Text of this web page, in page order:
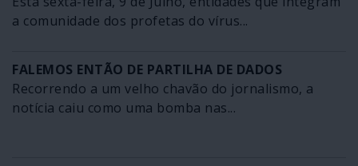
a comunidade dos profetas do vírus...
FALEMOS ENTÃO DE PARTILHA DE DADOS
Recorrendo a um velho chavão do jornalismo, a
notícia caiu como uma bomba nas...